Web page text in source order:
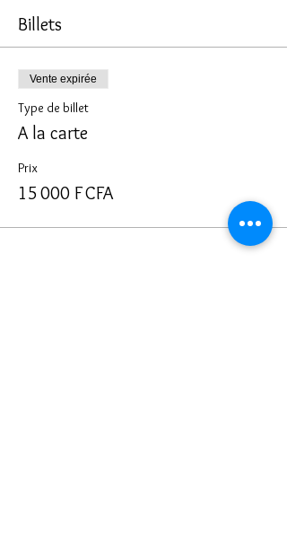
Billets
Vente expirée
Type de billet
A la carte
Prix
15 000 F CFA